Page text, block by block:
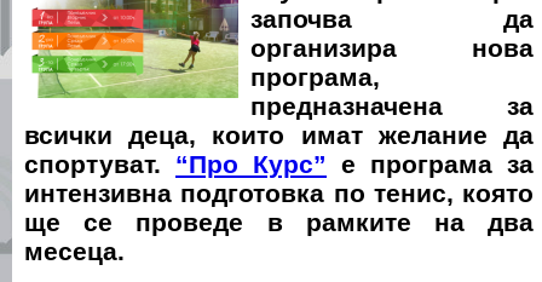
започва да
организира нова
програма,
предназначена за
всички деца, които имат желание да
спортуват. “Про Курс” е програма за
интензивна подготовка по тенис, която
ще се проведе в рамките на два
месеца.